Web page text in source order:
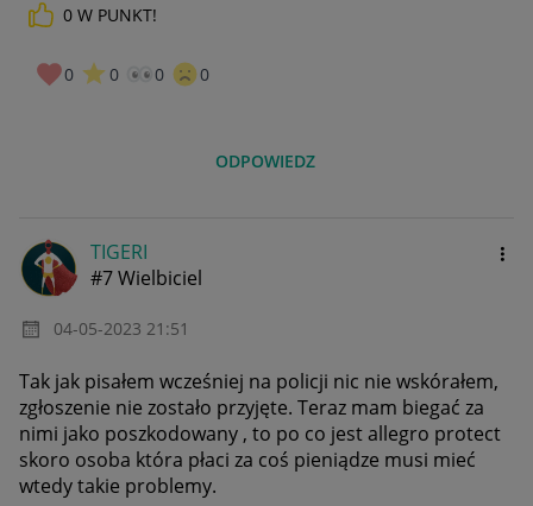
0 W PUNKT!
0 0 0 0
ODPOWIEDZ
TIGERI
#7 Wielbiciel
‎04-05-2023 21:51
Tak jak pisałem wcześniej na policji nic nie wskórałem,
zgłoszenie nie zostało przyjęte. Teraz mam biegać za
nimi jako poszkodowany , to po co jest allegro protect
skoro osoba która płaci za coś pieniądze musi mieć
wtedy takie problemy.